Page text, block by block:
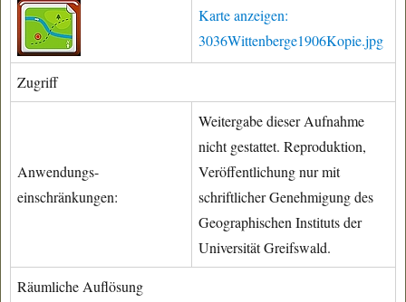
Karte anzeigen:
3036Wittenberge1906Kopie.jpg
Zugriff
Anwendungs-
einschränkungen:
Weitergabe dieser Aufnahme
nicht gestattet. Reproduktion,
Veröffentlichung nur mit
schriftlicher Genehmigung des
Geographischen Instituts der
Universität Greifswald.
Räumliche Auflösung